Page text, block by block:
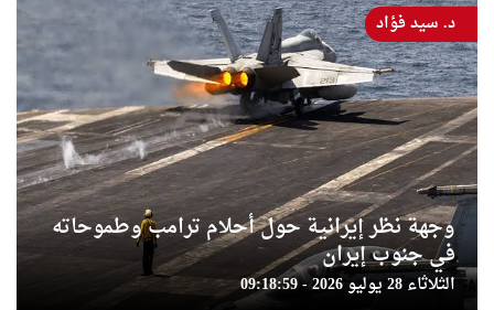
وجهة نظر إيرانية حول أحلام ترامب وطموحاته
في جنوب إيران
الثلاثاء 28 يوليو 2026 - 09:18:59
د. سيد فؤاد